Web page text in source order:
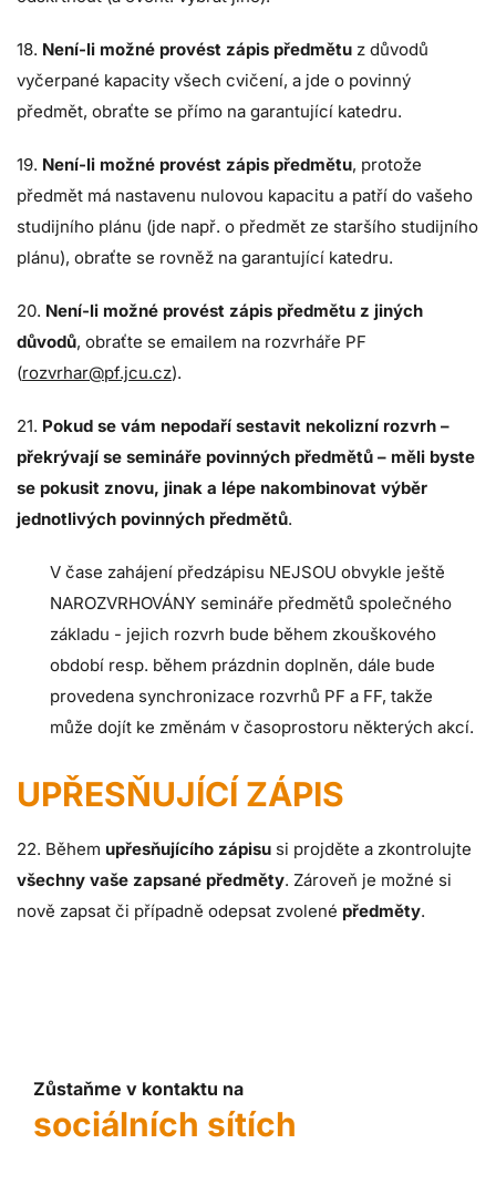
18. Není-li možné provést zápis předmětu z důvodů
vyčerpané kapacity všech cvičení, a jde o povinný
předmět, obraťte se přímo na garantující katedru.
19. Není-li možné provést zápis předmětu, protože
předmět má nastavenu nulovou kapacitu a patří do vašeho
studijního plánu (jde např. o předmět ze staršího studijního
plánu), obraťte se rovněž na garantující katedru.
20. Není-li možné provést zápis předmětu z jiných
důvodů, obraťte se emailem na rozvrháře PF
(rozvrhar@pf.jcu.cz).
21. Pokud se vám nepodaří sestavit nekolizní rozvrh –
překrývají se semináře povinných předmětů – měli byste
se pokusit znovu, jinak a lépe nakombinovat výběr
jednotlivých povinných předmětů.
V čase zahájení předzápisu NEJSOU obvykle ještě
NAROZVRHOVÁNY semináře předmětů společného
základu - jejich rozvrh bude během zkouškového
období resp. během prázdnin doplněn, dále bude
provedena synchronizace rozvrhů PF a FF, takže
může dojít ke změnám v časoprostoru některých akcí.
UPŘESŇUJÍCÍ ZÁPIS
22. Během upřesňujícího zápisu si projděte a zkontrolujte
všechny vaše zapsané předměty. Zároveň je možné si
nově zapsat či případně odepsat zvolené předměty.
Zůstaňme v kontaktu na
sociálních sítích